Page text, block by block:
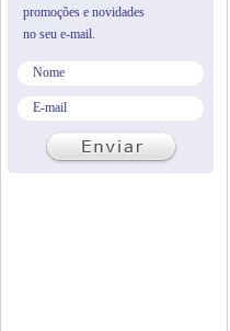
promoções e novidades
no seu e-mail.